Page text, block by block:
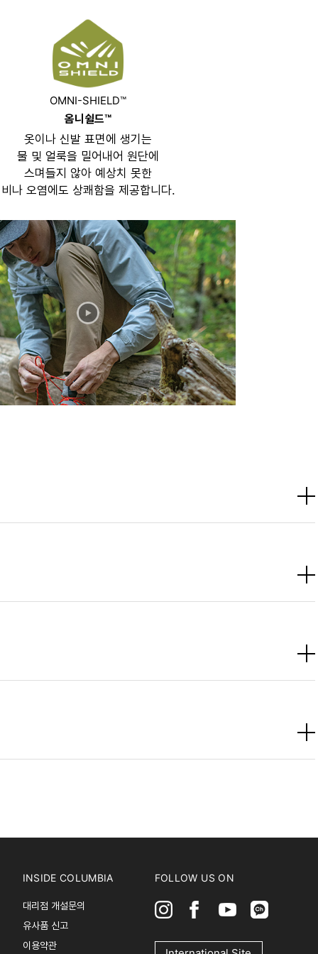
OMNI-SHIELD™
옴니쉴드™
옷이나 신발 표면에 생기는
물 및 얼룩을 밀어내어 원단에
스며들지 않아 예상치 못한
비나 오염에도 상쾌함을 제공합니다.
INSIDE COLUMBIA
대리점 개설문의
유사품 신고
이용약관
FOLLOW US ON